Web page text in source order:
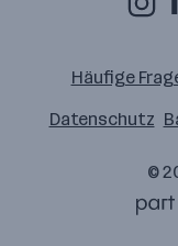
Häufige
Datenschutz
©